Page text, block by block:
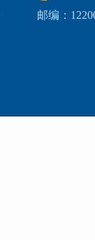
邮编：